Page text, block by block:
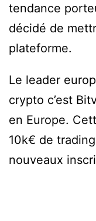
tendance
décidé de
plateforme.
Le leader
crypto c’est
en Europe.
10k€ de
nouveaux